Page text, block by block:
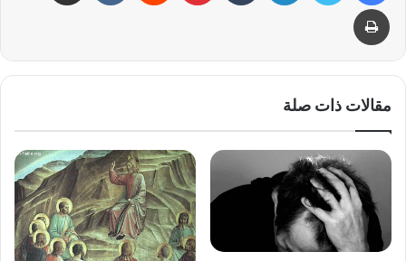
طباعة
مقالات ذات صلة